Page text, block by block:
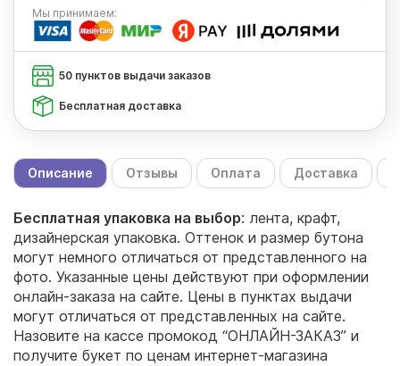
Мы принимаем:
50 пунктов выдачи заказов
Бесплатная доставка
Описание Отзывы Оплата Доставка
Бесплатная упаковка на выбор: лента, крафт,
дизайнерская упаковка. Оттенок и размер бутона
могут немного отличаться от представленного на
фото. Указанные цены действуют при оформлении
онлайн-заказа на сайте. Цены в пунктах выдачи
могут отличаться от представленных на сайте.
Назовите на кассе промокод “ОНЛАЙН-ЗАКАЗ” и
получите букет по ценам интернет-магазина